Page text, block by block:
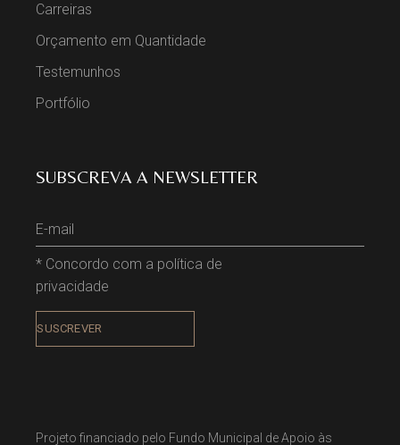
Carreiras
Orçamento em Quantidade
Testemunhos
Portfólio
SUBSCREVA A NEWSLETTER
* Concordo com a política de
privacidade
Projeto financiado pelo Fundo Municipal de Apoio às